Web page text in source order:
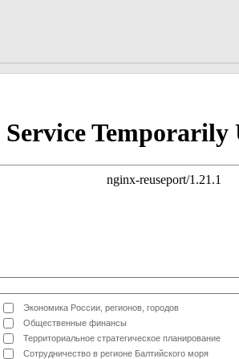
Экономика России, регионов, городов
Общественные финансы
Территориальное стратегическое планирование
Сотрудничество в регионе Балтийского моря